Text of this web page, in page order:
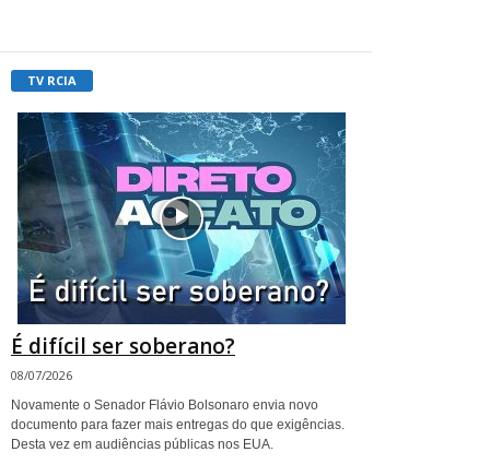
TV RCIA
É difícil ser soberano?
08/07/2026
Novamente o Senador Flávio Bolsonaro envia novo
documento para fazer mais entregas do que exigências.
Desta vez em audiências públicas nos EUA.